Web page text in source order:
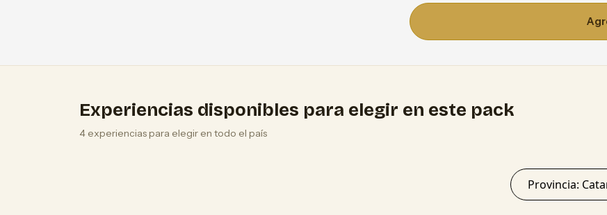
Experiencias disponibles para elegir en este pack
4 experiencias para elegir en todo el país